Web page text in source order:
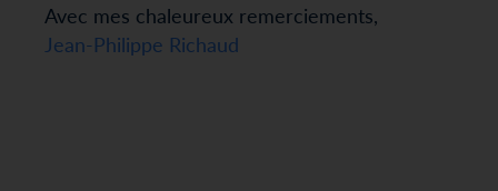
Avec mes chaleureux remerciements,
Jean-Philippe Richaud